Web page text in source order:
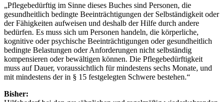
„Pflegebedürftig im Sinne dieses Buches sind Personen, die
gesundheitlich bedingte Beeinträchtigungen der Selbständigkeit oder
der Fähigkeiten aufweisen und deshalb der Hilfe durch andere
bedürfen. Es muss sich um Personen handeln, die körperliche,
kognitive oder psychische Beeinträchtigungen oder gesundheitlich
bedingte Belastungen oder Anforderungen nicht selbständig
kompensieren oder bewältigen können. Die Pflegebedürftigkeit
muss auf Dauer, voraussichtlich für mindestens sechs Monate, und
mit mindestens der in § 15 festgelegten Schwere bestehen.“
Bisher: